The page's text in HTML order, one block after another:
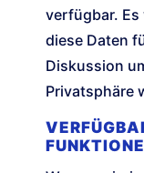
verfügbar.
diese Daten
Diskussion
Privatsphäre